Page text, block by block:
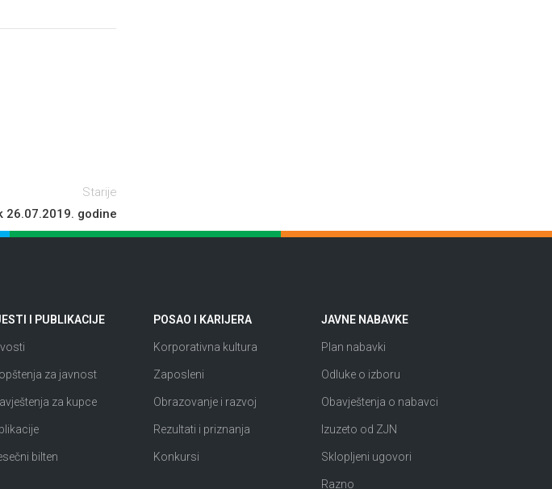
Starije
26.07.2019. godine
I PUBLIKACIJE
za javnost
za kupce
bilten
POSAO I KARIJERA
Korporativna kultura
Zaposleni
Obrazovanje i razvoj
Rezultati i priznanja
Konkursi
JAVNE NABAVKE
Plan nabavki
Odluke o izboru
Obavještenja o nabavci
Izuzeto od ZJN
Sklopljeni ugovori
Razno